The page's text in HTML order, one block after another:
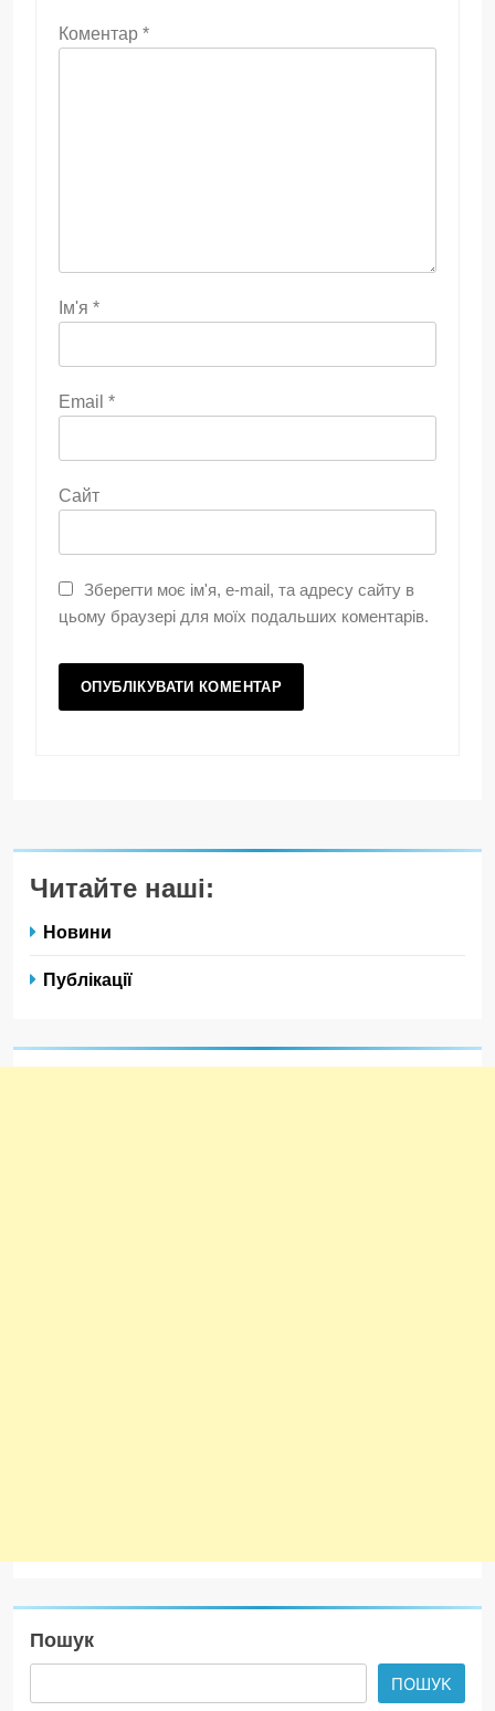
Коментар *
Ім'я *
Email *
Сайт
Зберегти моє ім'я, e-mail, та адресу сайту в
цьому браузері для моїх подальших коментарів.
Читайте наші:
Новини
Публікації
Пошук
ПОШУК